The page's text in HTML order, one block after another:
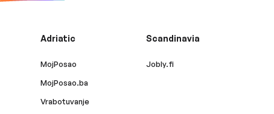
Adriatic
MojPosao
MojPosao.ba
Vrabotuvanje
Scandinavia
Jobly.fi